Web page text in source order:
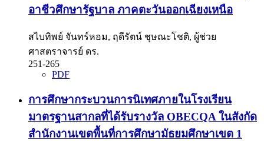
อาชีวศึกษารัฐบาล ภาคตะวันออกเฉียงเหนือ
สไบทิพย์ จันทร์หอม, ฤดีรัตน์ ชุษณะโชติ, ผู้ช่วย
ศาสตราจารย์ ดร.
251-265
PDF
การศึกษากระบวนการนิเทศภายในโรงเรียน
มาตรฐานสากลที่ได้รับรางวัล OBECQA ในสังกัด
สำนักงานเขตพื้นที่การศึกษามัธยมศึกษาเขต 1